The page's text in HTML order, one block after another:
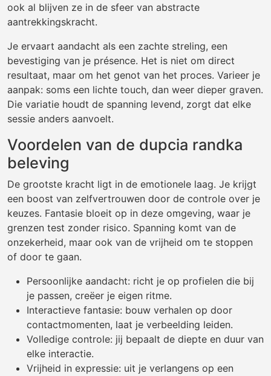
ook al blijven ze in de sfeer van abstracte
aantrekkingskracht.
Je ervaart aandacht als een zachte streling, een
bevestiging van je présence. Het is niet om direct
resultaat, maar om het genot van het proces. Varieer je
aanpak: soms een lichte touch, dan weer dieper graven.
Die variatie houdt de spanning levend, zorgt dat elke
sessie anders aanvoelt.
Voordelen van de dupcia randka
beleving
De grootste kracht ligt in de emotionele laag. Je krijgt
een boost van zelfvertrouwen door de controle over je
keuzes. Fantasie bloeit op in deze omgeving, waar je
grenzen test zonder risico. Spanning komt van de
onzekerheid, maar ook van de vrijheid om te stoppen
of door te gaan.
Persoonlijke aandacht: richt je op profielen die bij
je passen, creëer je eigen ritme.
Interactieve fantasie: bouw verhalen op door
contactmomenten, laat je verbeelding leiden.
Volledige controle: jij bepaalt de diepte en duur van
elke interactie.
Vrijheid in expressie: uit je verlangens op een